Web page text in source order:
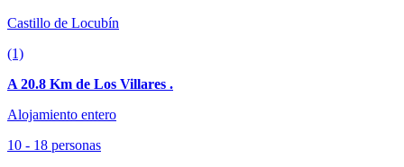
Castillo de Locubín
(1)
A 20.8 Km de Los Villares .
Alojamiento entero
10 - 18 personas